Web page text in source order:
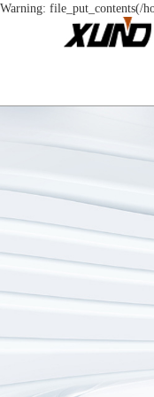
Warning: file_put_contents(/